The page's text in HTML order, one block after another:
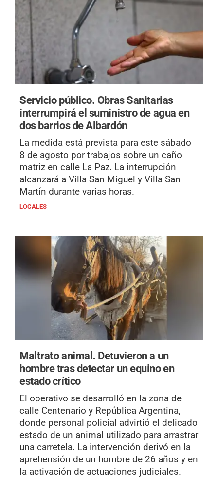
Servicio público. Obras Sanitarias
interrumpirá el suministro de agua en
dos barrios de Albardón
La medida está prevista para este sábado
8 de agosto por trabajos sobre un caño
matriz en calle La Paz. La interrupción
alcanzará a Villa San Miguel y Villa San
Martín durante varias horas.
LOCALES
Maltrato animal. Detuvieron a un
hombre tras detectar un equino en
estado crítico
El operativo se desarrolló en la zona de
calle Centenario y República Argentina,
donde personal policial advirtió el delicado
estado de un animal utilizado para arrastrar
una carretela. La intervención derivó en la
aprehensión de un hombre de 26 años y en
la activación de actuaciones judiciales.